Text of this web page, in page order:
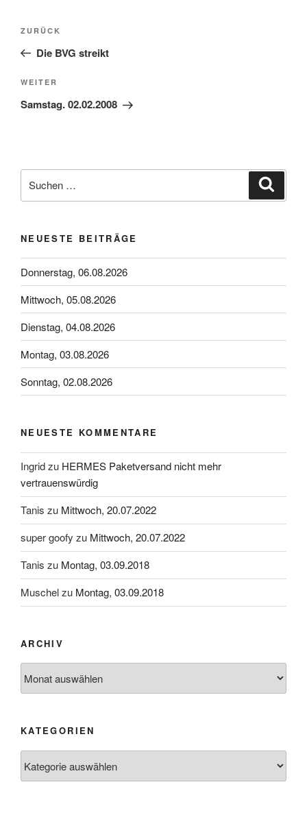
Beitragsnavigation
Vorheriger
Beitrag
ZURÜCK
Die BVG streikt
Nächster
Beitrag
WEITER
Samstag. 02.02.2008
nach:
NEUESTE BEITRÄGE
Donnerstag, 06.08.2026
Mittwoch, 05.08.2026
Dienstag, 04.08.2026
Montag, 03.08.2026
Sonntag, 02.08.2026
NEUESTE KOMMENTARE
Ingridzu HERMES Paketversand nicht mehr
vertrauenswürdig
Tanis zu Mittwoch, 20.07.2022
super goofy zu Mittwoch, 20.07.2022
Tanis zu Montag, 03.09.2018
Muschelzu Montag, 03.09.2018
ARCHIV
KATEGORIEN